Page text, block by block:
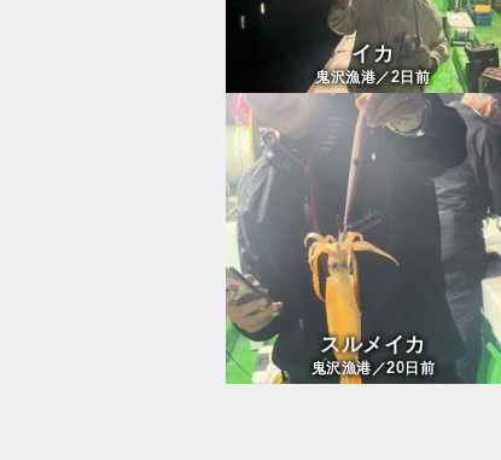
イカ
鬼沢漁港／2日前
スルメイカ
鬼沢漁港／20 日前